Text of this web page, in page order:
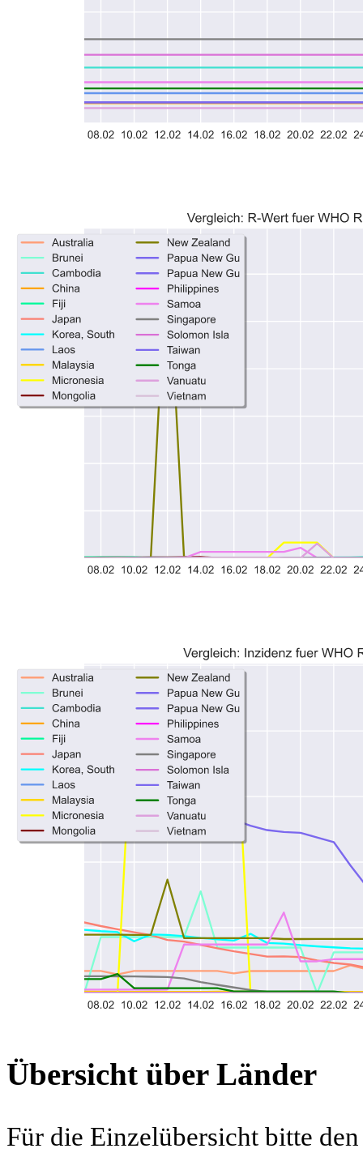
Übersicht über Länder
Für die Einzelübersicht bitte